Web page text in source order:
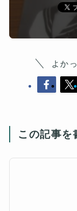
よか
この記事を